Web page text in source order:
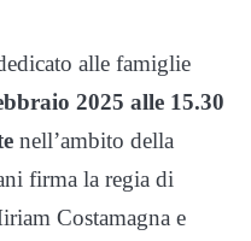
alle famiglie
2025 alle 15.30
nell’ambito della
firma la regia di
Costamagna e